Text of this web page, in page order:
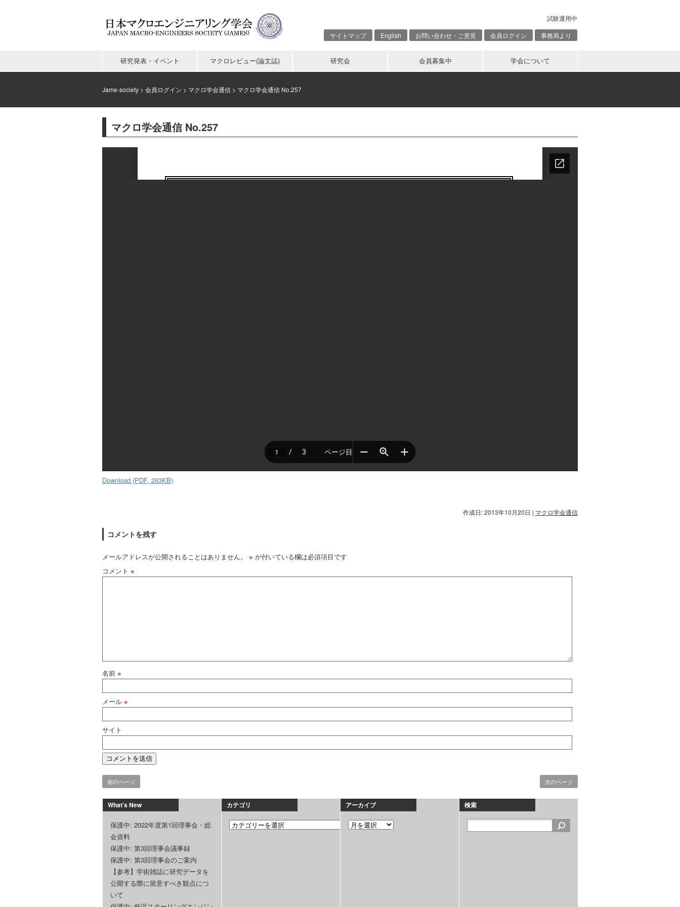
試験運用中
サイトマップ
English お問い合わせ・ご意見 会員ログイン 事務局より
研究発表・イベント マクロレビュー(論文誌) 研究会 会員募集中 学会について
Jame-society > 会員ログイン > マクロ学会通信 > マクロ学会通信 No.257
マクロ学会通信 No.257
Download (PDF, 263KB)
作成日: 2013年10月20日 | マクロ学会通信
コメントを残す
メールアドレスが公開されることはありません。 ※ が付いている欄は必須項目です
コメント ※
名前 ※
メール ※
サイト
前のページ 次のページ
What’s New
保護中: 2022年度第1回理事会・総
会資料
保護中: 第3回理事会議事録
保護中: 第3回理事会のご案内
【参考】学術雑誌に研究データを
公開する際に留意すべき観点につ
いて
カテゴリ アーカイブ 検索